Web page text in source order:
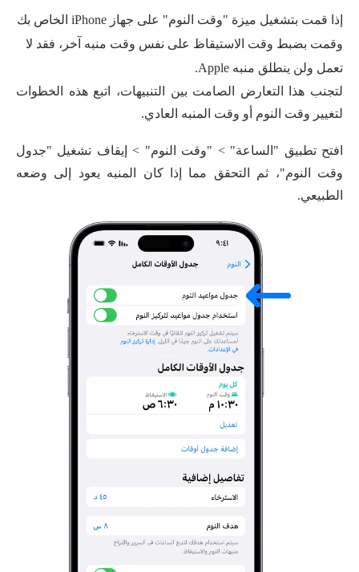
إذا قمت بتشغيل ميزة "وقت النوم" على جهاز iPhone الخاص بك
وقمت بضبط وقت الاستيقاظ على نفس وقت منبه آخر، فقد لا
تعمل ولن ينطلق منبه Apple.
لتجنب هذا التعارض الصامت بين التنبيهات، اتبع هذه الخطوات
لتغيير وقت النوم أو وقت المنبه العادي.
افتح تطبيق "الساعة" > "وقت النوم" > إيقاف تشغيل "جدول
وقت النوم"، ثم التحقق مما إذا كان المنبه يعود إلى وضعه
الطبيعي.